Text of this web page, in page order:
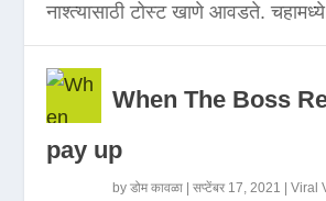
नाश्त्यासाठी टोस्ट खाणे आवडते.
When The Boss
pay up
byडोम कावळा |सप्टेंबर 17, 2021 |Viral